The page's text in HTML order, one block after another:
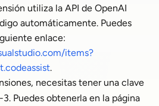
utiliza la API de OpenAI
automáticamente. Puedes
enlace:
items?
.
necesitas tener una clave
Puedes obtenerla en la página